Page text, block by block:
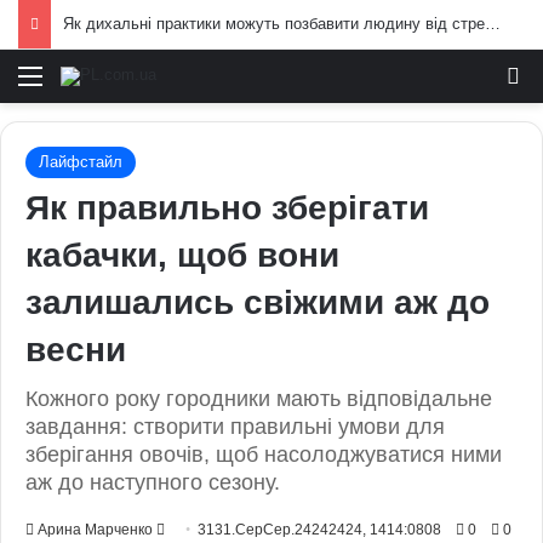
Як дихальні практики можуть позбавити людину від стресу: пояснення експертів
Меню
Лайфстайл
Як правильно зберігати
кабачки, щоб вони
залишались свіжими аж до
весни
Кожного року городники мають відповідальне
завдання: створити правильні умови для
зберігання овочів, щоб насолоджуватися ними
аж до наступного сезону.
Арина Марченко
Send3131.СерСер.24242424, 1414:0808 0 0